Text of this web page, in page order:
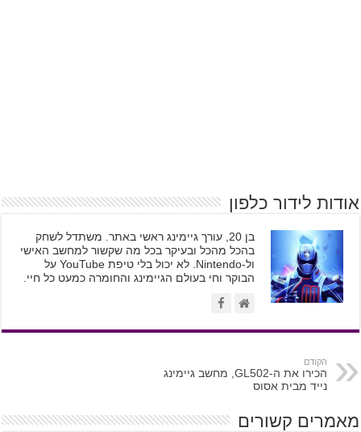
אודות לידור כלפון
בן 20, עורך גיימינג ראשי באתר. משתדל לשחק
בהכל מהכל ובעיקר בכל מה שקשור למחשב האישי
ול-Nintendo. לא יכול בלי טיפת YouTube על
הבוקר וחי בעולם הגיימינג והחומרה כמעט כל חיי.
הקודם
הכירו את ה-GL502, מחשב גיימינג
נייד מבית אסוס
מאמרים קשורים